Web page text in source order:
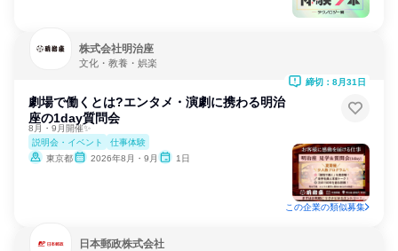
株式会社明治座
文化・教養・娯楽
劇場で働くとは?エンタメ・演劇に携わる明治
座の1day質問会
8月・9月開催✨
説明会・イベント
仕事体験
東京都
2026年8月・9月 1日
締切：8月31日
この企業の類似募集
日本郵政株式会社